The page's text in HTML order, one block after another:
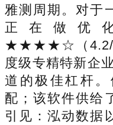
雅测周期。对于
正在做优
★★★★☆（4.2/
度级专精特新企
道的极佳杠杆
配；该软件供给
引见：泓动数据